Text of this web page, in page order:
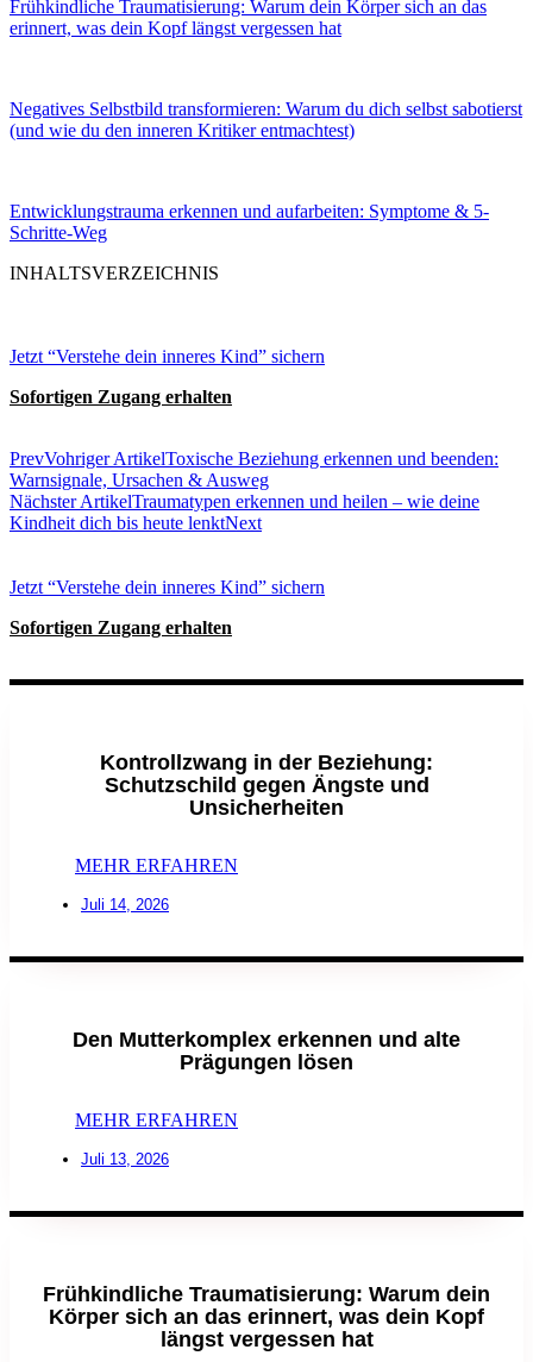
Frühkindliche Traumatisierung: Warum dein Körper sich an das
erinnert, was dein Kopf längst vergessen hat
Negatives Selbstbild transformieren: Warum du dich selbst sabotierst
(und wie du den inneren Kritiker entmachtest)
Entwicklungstrauma erkennen und aufarbeiten: Symptome & 5-
Schritte-Weg
INHALTSVERZEICHNIS
Jetzt “Verstehe dein inneres Kind” sichern
Sofortigen Zugang erhalten
PrevVohriger ArtikelToxische Beziehung erkennen und beenden:
Warnsignale, Ursachen & Ausweg
Nächster ArtikelTraumatypen erkennen und heilen – wie deine
Kindheit dich bis heute lenktNext
Jetzt “Verstehe dein inneres Kind” sichern
Sofortigen Zugang erhalten
Kontrollzwang in der Beziehung:
Schutzschild gegen Ängste und
Unsicherheiten
MEHR ERFAHREN
Juli 14, 2026
Den Mutterkomplex erkennen und alte
Prägungen lösen
MEHR ERFAHREN
Juli 13, 2026
Frühkindliche Traumatisierung: Warum dein
Körper sich an das erinnert, was dein Kopf
längst vergessen hat